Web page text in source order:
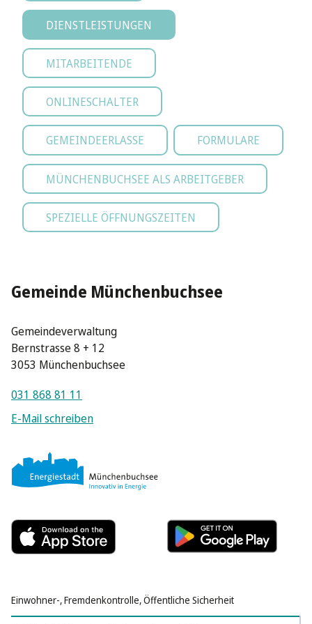
DIENSTLEISTUNGEN
MITARBEITENDE
ONLINESCHALTER
GEMEINDEERLASSE FORMULARE
MÜNCHENBUCHSEE ALS ARBEITGEBER
SPEZIELLE ÖFFNUNGSZEITEN
Gemeinde Münchenbuchsee
Gemeindeverwaltung
Bernstrasse 8 + 12
3053 Münchenbuchsee
031 868 81 11
E-Mail schreiben
Einwohner-, Fremdenkontrolle, Öffentliche Sicherheit